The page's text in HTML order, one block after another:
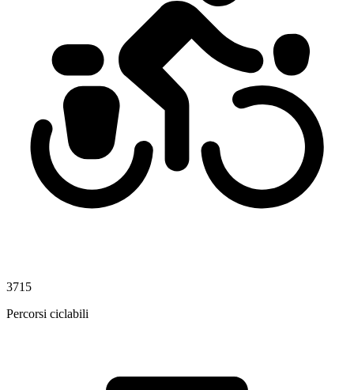
3715
Percorsi ciclabili